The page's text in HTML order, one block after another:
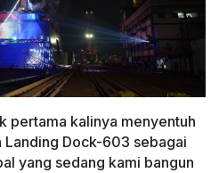
pertama kalinya menyentuh
Landing Dock-603 sebagai
yang sedang kami bangun